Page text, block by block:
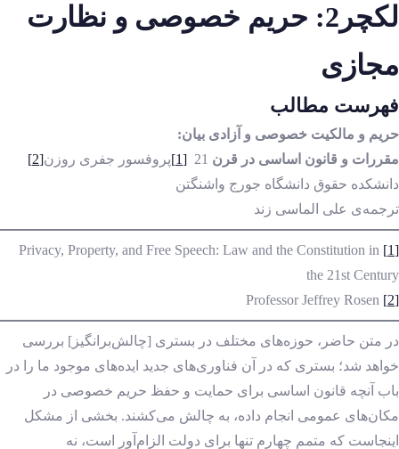
لکچر2: حریم خصوصی و نظارت
مجازی
فهرست مطالب
حریم و مالکیت خصوصی و آزادی بیان:
مقررات و قانون اساسی در قرن
[1] پروفسور جفری روزن[2]
دانشکده حقوق دانشگاه جورج واشنگتن
ترجمه‌ی علی الماسی زند
[1]
Privacy, Property, and Free Speech: Law and the Constitution in
the 21st Century
[2]
در متن حاضر، حوزه‌های مختلف در بستری [چالش‌برانگیز] بررسی
خواهد شد؛ بستری که در آن فناوری‌های جدید ایده‌های موجود ما را در
باب آنچه قانون اساسی برای حمایت و حفظ حریم خصوصی در
مکان‌های عمومی انجام داده، به چالش می‌کشند. بخشی از مشکل
اینجاست که متمم چهارم تنها برای دولت الزام‌آور است، نه